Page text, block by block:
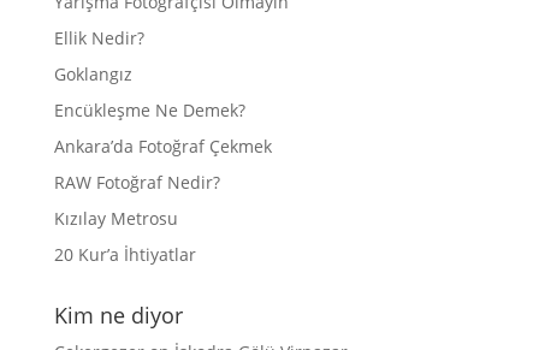
Ellik Nedir?
Goklangız
Encükleşme Ne Demek?
Ankara’da Fotoğraf Çekmek
RAW Fotoğraf Nedir?
Kızılay Metrosu
20 Kur’a İhtiyatlar
Kim ne diyor